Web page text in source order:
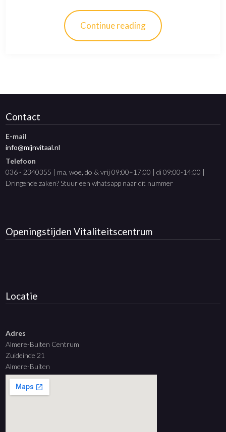
Continue reading
Contact
E-mail
info@mijnvitaal.nl
Telefoon
036 - 2340355 | ma, woe, do & vrij 09:00–17:00 | di 09:00-14:00 |
Dringende zaken? Stuur een whatsapp naar dit nummer
OpeningstijdenVitaliteitscentrum
Locatie
Adres
Almere-Buiten Centrum
Zuideinde 21
Almere-Buiten